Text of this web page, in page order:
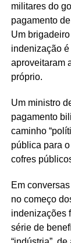
militares do
pagamento
Um
indenização é
aproveitaram
próprio.
Um ministro
pagamento
caminho
pública para
cofres
Em
no começo
indenizações
série de